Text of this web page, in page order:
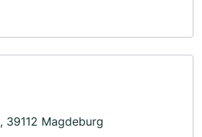
39112 Magdeburg